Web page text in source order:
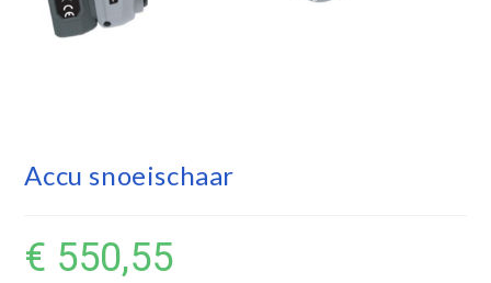
Accu snoeischaar
€ 550,55